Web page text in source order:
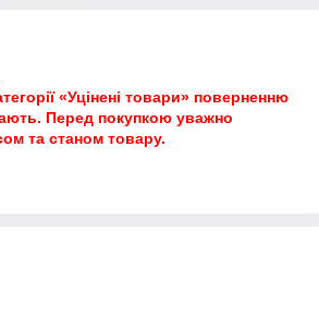
«Уцінені товари» поверненню
Перед покупкою уважно
та станом товару.